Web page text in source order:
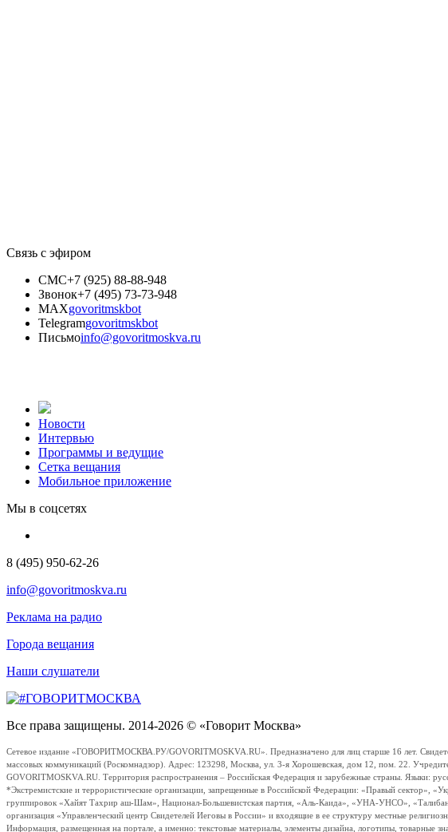
Связь с эфиром
СМС+7 (925) 88-88-948
Звонок+7 (495) 73-73-948
MAXgovoritmskbot
Telegramgovoritmskbot
Письмоinfo@govoritmoskva.ru
Новости
Интервью
Программы и ведущие
Сетка вещания
Мобильное приложение
Мы в соцсетях
8 (495) 950-62-26
info@govoritmoskva.ru
Реклама на радио
Города вещания
Наши слушатели
Все права защищены. 2014-2026 © «Говорит Москва»
Сетевое издание «ГОВОРИТМОСКВА.РУ/GOVORITMOSKVA.RU». Предназначено для лиц старше 16 лет.
массовых коммуникаций (Роскомнадзор). Адрес: 123298, Москва, ул. 3-я Хорошевская, дом 12, пом. 22.
GOVORITMOSKVA.RU. Территория распространения – Российская Федерация и зарубежные страны. Языки:
*Экстремистские и террористические организации, запрещенные в Российской Федерации: «Правый
группировок «Хайят Тахрир аш-Шам», Национал-Большевистская партия, «Аль-Каида», «УНА-УНСО»,
организация «Управленческий центр Свидетелей Иеговы в России» и входящие в ее структуру местные
Информация, размещенная на портале, а именно: текстовые материалы, элементы дизайна, логотипы, товарные